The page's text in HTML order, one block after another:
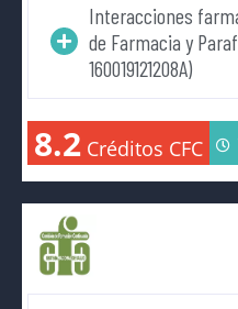
Interacciones
de Farmacia y
160019121208A)
8.2 Créditos CFC